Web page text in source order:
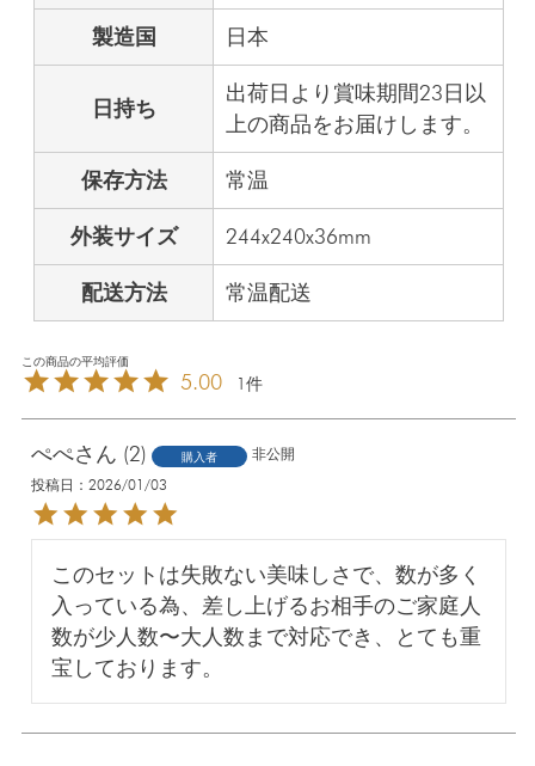
製造国 日本
日持ち
出荷日より賞味期間23日以
上の商品をお届けします。
保存方法 常温
外装サイズ 244x240x36mm
配送方法 常温配送
5.00 1
ぺぺ 2 購入者
非公開
投稿日
2026/01/03
このセットは失敗ない美味しさで、数が多く
入っている為、差し上げるお相手のご家庭人
数が少人数〜大人数まで対応でき、とても重
宝しております。